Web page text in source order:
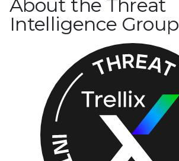
About the Threat
Intelligence Group